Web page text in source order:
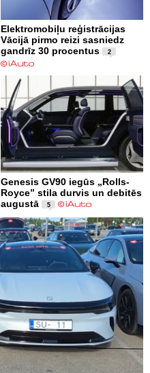
Elektromobiļu reģistrācijas
Vācijā pirmo reizi sasniedz
gandrīz 30 procentus
2
Genesis GV90 iegūs „Rolls-
Royce” stila durvis un debitēs
augustā
5